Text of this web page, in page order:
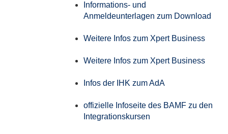
Informations- und
Anmeldeunterlagen zum Download
Weitere Infos zum Xpert Business
Weitere Infos zum Xpert Business
Infos der IHK zum AdA
offizielle Infoseite des BAMF zu den
Integrationskursen